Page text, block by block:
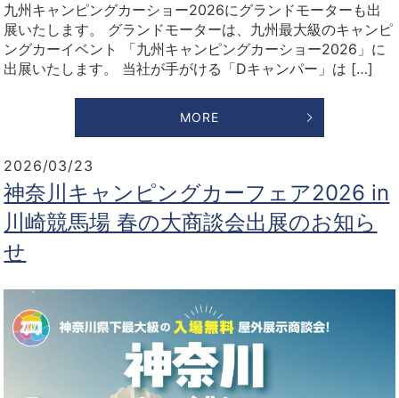
九州キャンピングカーショー2026にグランドモーターも出
展いたします。 グランドモーターは、九州最大級のキャンピ
ングカーイベント 「九州キャンピングカーショー2026」に
出展いたします。 当社が手がける「Dキャンパー」は […]
MORE
2026/03/23
神奈川キャンピングカーフェア2026 in
川崎競馬場 春の大商談会出展のお知ら
せ